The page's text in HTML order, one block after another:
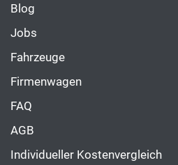
Blog
Jobs
Fahrzeuge
Firmenwagen
FAQ
AGB
Individueller Kostenvergleich